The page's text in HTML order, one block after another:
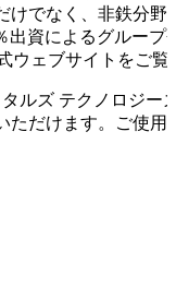
けでなく、非鉄分
出資によるグルー
ウェブサイトをご覧
ルズ テクノロジー
ただけます。ご使